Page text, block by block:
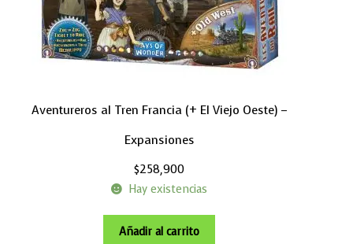
Aventureros al Tren Francia (+ El Viejo Oeste) –
Expansiones
$258,900
Hay existencias
Añadir al carrito